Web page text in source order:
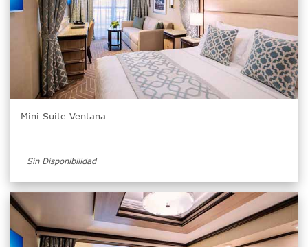
Mini Suite Ventana
Sin Disponibilidad